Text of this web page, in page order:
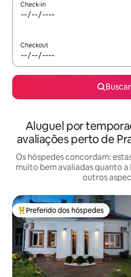
Check-in
Checkout
Buscar
Aluguel por
avaliações perto de
Os hóspedes concordam:
muito bem avaliadas quanto
outros
Entre os melhores preferidos dos
Preferido dos hóspedes